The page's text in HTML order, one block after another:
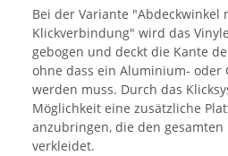
Bei der Variante "Abdeckwinkel
Klickverbindung" wird das
gebogen und deckt die Kante
ohne dass ein Aluminium-
werden muss. Durch das
Möglichkeit eine zusätzliche
anzubringen, die den gesamten
verkleidet.